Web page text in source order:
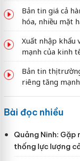
Bản tin giá cả
hóa, nhiều mặt
Xuất nhập khẩu
mạnh của kinh
Bản tin thị
riêng tăng
Bài đọc nhiều
Quảng Ninh: Gặp
thống lực lượng